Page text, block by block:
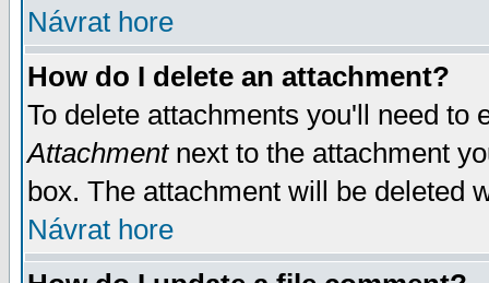
Návrat hore
How do I delete an attachment?
To delete attachments you'll need
Attachmentnext to the attachment
box. The attachment will be deleted
Návrat hore